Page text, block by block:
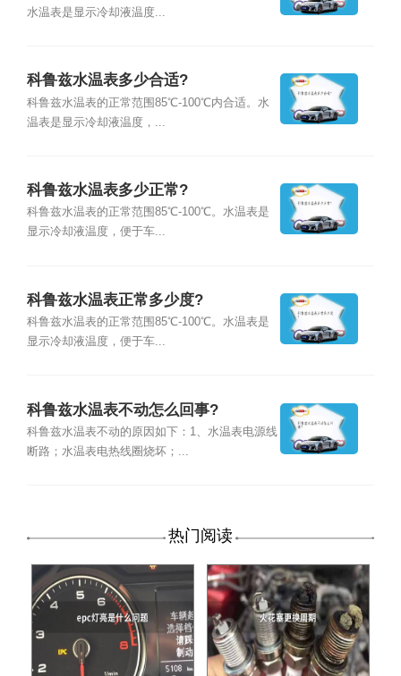
水温表是显示冷却液温度...
科鲁兹水温表多少合适?
科鲁兹水温表的正常范围85℃-100℃内合适。水
温表是显示冷却液温度，...
科鲁兹水温表多少正常?
科鲁兹水温表的正常范围85℃-100℃。水温表是
显示冷却液温度，便于车...
科鲁兹水温表正常多少度?
科鲁兹水温表的正常范围85℃-100℃。水温表是
显示冷却液温度，便于车...
科鲁兹水温表不动怎么回事?
科鲁兹水温表不动的原因如下：1、水温表电源线
断路；水温表电热线圈烧坏；...
热门阅读